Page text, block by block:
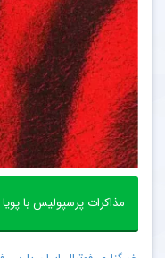
مذاکرات پرسپولیس با